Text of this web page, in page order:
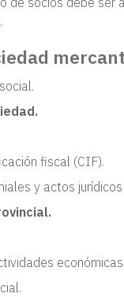
fiscal (CIF).
y actos